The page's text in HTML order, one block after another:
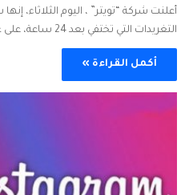
أعلنت شركة “تويتر” ، اليوم
التغريدات التي تختفي بعد 24 ساعة، على غرار…
أكمل القراءة »